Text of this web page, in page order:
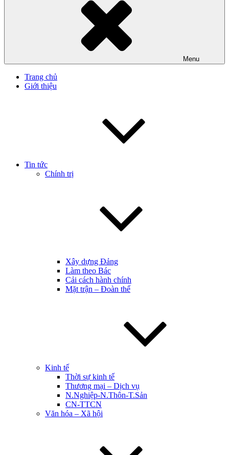
Menu
Trang chủ
Giới thiệu
Tin tức
Chính trị
Xây dựng Đảng
Làm theo Bác
Cải cách hành chính
Mặt trận – Đoàn thể
Kinh tế
Thời sự kinh tế
Thương mại – Dịch vụ
N.Nghiệp-N.Thôn-T.Sản
CN-TTCN
Văn hóa – Xã hội